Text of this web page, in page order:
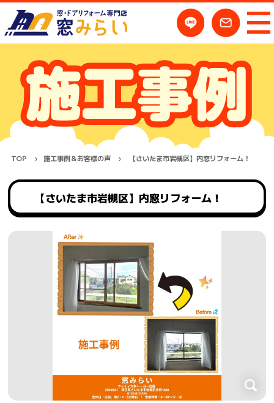
TOP 施工事例＆お客様の声 【さいたま市岩槻区】内窓リフォーム！
【さいたま市岩槻区】内窓リフォーム！